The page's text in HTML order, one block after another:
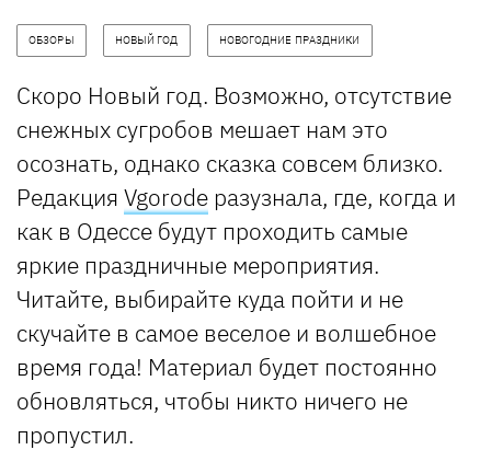
ОБЗОРЫ НОВЫЙ ГОД НОВОГОДНИЕ ПРАЗДНИКИ
Скоро Новый год. Возможно, отсутствие
снежных сугробов мешает нам это
осознать, однако сказка совсем близко.
Редакция Vgorode разузнала, где, когда и
как в Одессе будут проходить самые
яркие праздничные мероприятия.
Читайте, выбирайте куда пойти и не
скучайте в самое веселое и волшебное
время года! Материал будет постоянно
обновляться, чтобы никто ничего не
пропустил.